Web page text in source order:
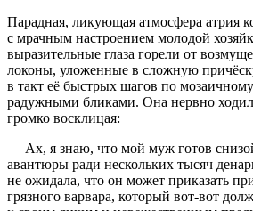
Парадная, ликующая атмосфера атрия
с мрачным настроением молодой
выразительные глаза горели от
локоны, уложенные в сложную
в такт её быстрых шагов по
радужными бликами. Она нервно
громко восклицая:
— Ах, я знаю, что мой муж готов
авантюры ради нескольких тысяч
не ожидала, что он может приказать
грязного варвара, который вот-вот